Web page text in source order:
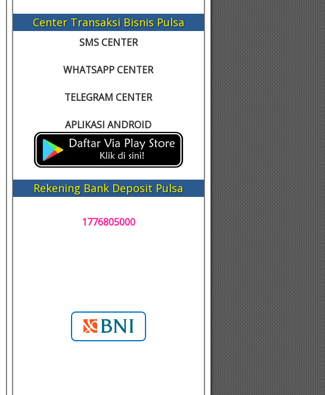
Center Transaksi Bisnis Pulsa
SMS CENTER
WHATSAPP CENTER
TELEGRAM CENTER
APLIKASI ANDROID
Rekening Bank Deposit Pulsa
1776805000